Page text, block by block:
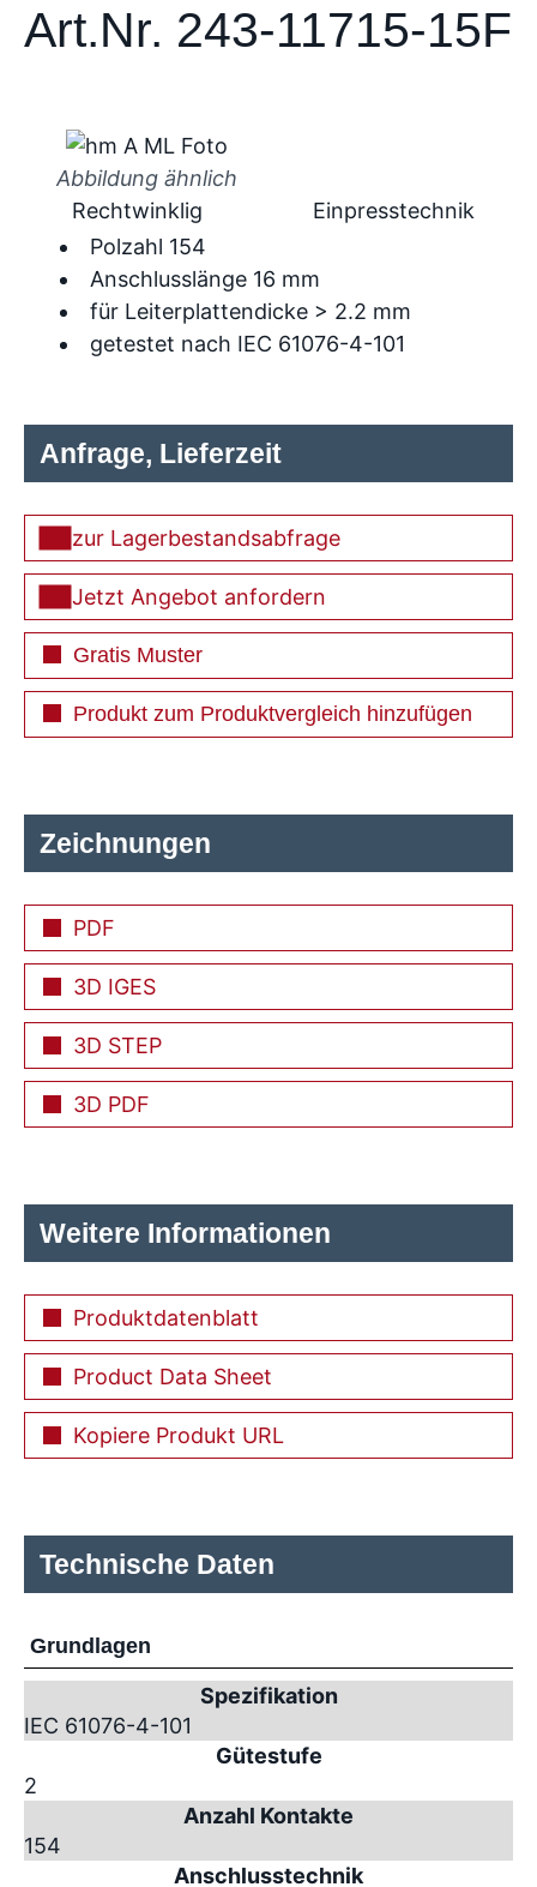
Art.Nr. 243-11715-15F
Abbildung ähnlich
Polzahl 154
Anschlusslänge 16 mm
für Leiterplattendicke > 2.2 mm
getestet nach IEC 61076-4-101
Rechtwinklig Einpresstechnik
Zeichnungen
PDF
3D IGES
3D STEP
3D PDF
Weitere Informationen
Produktdatenblatt
Product Data Sheet
Kopiere Produkt URL
Anfrage, Lieferzeit
zur Lagerbestandsabfrage
Jetzt Angebot anfordern
Gratis Muster
Produkt zum Produktvergleich hinzufügen
Technische Daten
Grundlagen
Spezifikation
IEC 61076-4-101
Gütestufe
2
Anzahl Kontakte
154
Anschlusstechnik